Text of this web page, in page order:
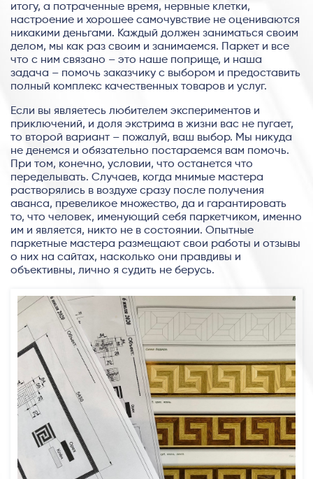
итогу, а потраченные время, нервные клетки,
настроение и хорошее самочувствие не оцениваются
никакими деньгами. Каждый должен заниматься своим
делом, мы как раз своим и занимаемся. Паркет и все
что с ним связано – это наше поприще, и наша
задача – помочь заказчику с выбором и предоставить
полный комплекс качественных товаров и услуг.
Если вы являетесь любителем экспериментов и
приключений, и доля экстрима в жизни вас не пугает,
то второй вариант – пожалуй, ваш выбор. Мы никуда
не денемся и обязательно постараемся вам помочь.
При том, конечно, условии, что останется что
переделывать. Случаев, когда мнимые мастера
растворялись в воздухе сразу после получения
аванса, превеликое множество, да и гарантировать
то, что человек, именующий себя паркетчиком, именно
им и является, никто не в состоянии. Опытные
паркетные мастера размещают свои работы и отзывы
о них на сайтах, насколько они правдивы и
объективны, лично я судить не берусь.